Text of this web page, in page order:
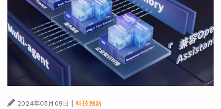
2024年05月09日 | 科技創新